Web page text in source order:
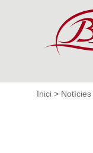
Inici > Notícies